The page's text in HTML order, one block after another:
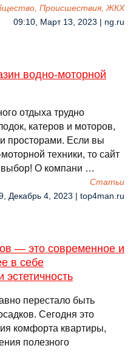
Происшествия, ЖКХ
09:10, Март 13, 2023 | ng.ru
водно-моторной
отдыха трудно
катеров и моторов,
просторами. Если вы
техники, то сайт
выбор! О компани …
Cтатьи
Декабрь 4, 2023 | top4man.ru
— это современное и
в себе
перестало быть
Сегодня это
комфорта квартиры,
полезного